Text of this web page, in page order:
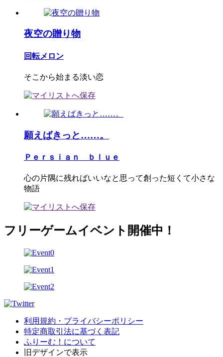
夜空の贈り物
回転メロン
そこから始まる淡い恋
願えばきっと……。
Ｐｅｒｓｉａｎ ｂｌｕｅ
心の片隅に残ればいいなと思って創った短くて小さな
物語
フリーゲームイベント開催中！
利用規約・プライバシーポリシー
特定商取引法に基づく表記
ふりーむ！について
旧デザインで表示